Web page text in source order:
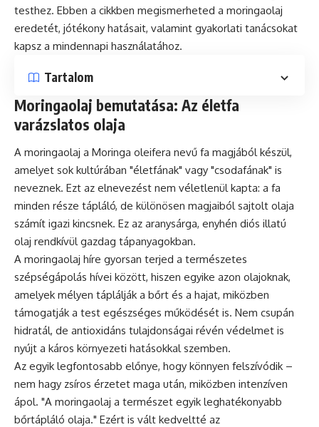
testhez. Ebben a cikkben megismerheted a moringaolaj
eredetét, jótékony hatásait, valamint gyakorlati tanácsokat
kapsz a mindennapi használatához.
Tartalom
Moringaolaj bemutatása: Az életfa
varázslatos olaja
A moringaolaj a Moringa oleifera nevű fa magjából készül,
amelyet sok kultúrában "életfának" vagy "csodafának" is
neveznek. Ezt az elnevezést nem véletlenül kapta: a fa
minden része tápláló, de különösen magjaiból sajtolt olaja
számít igazi kincsnek. Ez az aranysárga, enyhén diós illatú
olaj rendkívül gazdag tápanyagokban.
A moringaolaj híre gyorsan terjed a természetes
szépségápolás hívei között, hiszen egyike azon olajoknak,
amelyek mélyen táplálják a bőrt és a hajat, miközben
támogatják a test egészséges működését is. Nem csupán
hidratál, de antioxidáns tulajdonságai révén védelmet is
nyújt a káros környezeti hatásokkal szemben.
Az egyik legfontosabb előnye, hogy könnyen felszívódik –
nem hagy zsíros érzetet maga után, miközben intenzíven
ápol. "A moringaolaj a természet egyik leghatékonyabb
bőrtápláló olaja." Ezért is vált kedveltté az